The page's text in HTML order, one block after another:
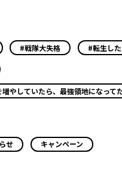
#戦隊大失格 #転生し
やしていたら、最強領地になって
せ キャンペーン